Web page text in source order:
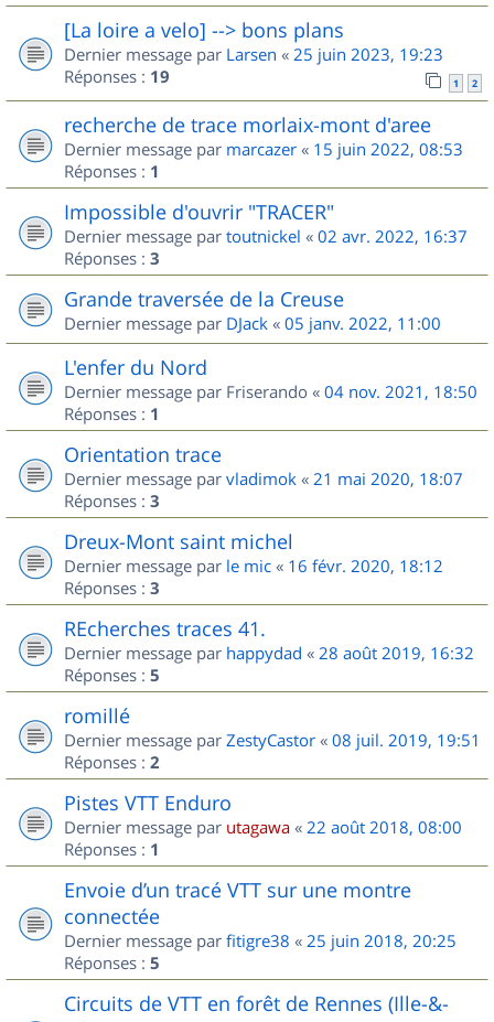
[La loire a velo] --> bons plans
Dernier message par Larsen « 25 juin 2023, 19:23
Réponses : 19 1 2
recherche de trace morlaix-mont d'aree
Dernier message par marcazer « 15 juin 2022, 08:53
Réponses : 1
Impossible d'ouvrir "TRACER"
Dernier message par toutnickel « 02 avr. 2022, 16:37
Réponses : 3
Grande traversée de la Creuse
Dernier message par DJack « 05 janv. 2022, 11:00
L'enfer du Nord
Dernier message par Friserando « 04 nov. 2021, 18:50
Réponses : 1
Orientation trace
Dernier message par vladimok « 21 mai 2020, 18:07
Réponses : 3
Dreux-Mont saint michel
Dernier message par le mic « 16 févr. 2020, 18:12
Réponses : 3
REcherches traces 41.
Dernier message par happydad « 28 août 2019, 16:32
Réponses : 5
romillé
Dernier message par ZestyCastor « 08 juil. 2019, 19:51
Réponses : 2
Pistes VTT Enduro
Dernier message par utagawa « 22 août 2018, 08:00
Réponses : 1
Envoie d’un tracé VTT sur une montre
connectée
Dernier message par fitigre38 « 25 juin 2018, 20:25
Réponses : 5
Circuits de VTT en forêt de Rennes (Ille-&-